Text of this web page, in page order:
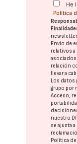
He
Política
Envío de
relativos
relación
llevar a
Los datos
grupo por
Acceso,
nuestro
se ajusta
Política